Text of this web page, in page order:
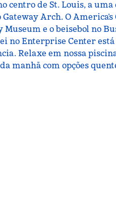
centro de St. Louis, a
Arch. O America’s
Museum e o beisebol no
no Enterprise Center está
Relaxe em nossa
manhã com opções